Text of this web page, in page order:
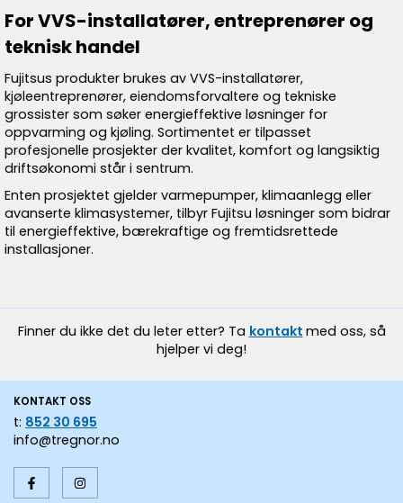
For VVS-installatører, entreprenører og
teknisk handel
Fujitsus produkter brukes av VVS-installatører,
kjøleentreprenører, eiendomsforvaltere og tekniske
grossister som søker energieffektive løsninger for
oppvarming og kjøling. Sortimentet er tilpasset
profesjonelle prosjekter der kvalitet, komfort og langsiktig
driftsøkonomi står i sentrum.
Enten prosjektet gjelder varmepumper, klimaanlegg eller
avanserte klimasystemer, tilbyr Fujitsu løsninger som bidrar
til energieffektive, bærekraftige og fremtidsrettede
installasjoner.
Finner du ikke det du leter etter? Ta kontakt med oss, så
hjelper vi deg!
KONTAKT OSS
t: 852 30 695
info@tregnor.no